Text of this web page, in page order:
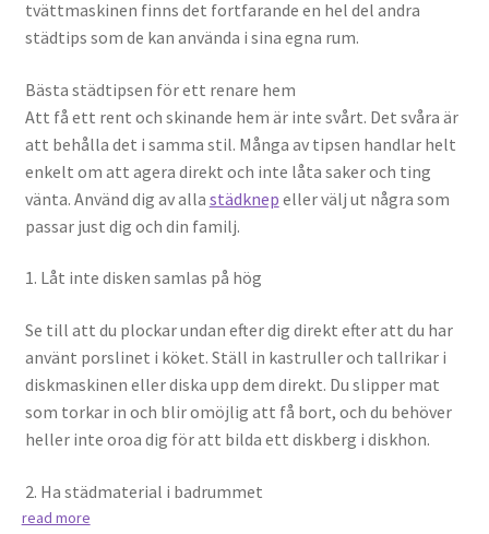
tvättmaskinen finns det fortfarande en hel del andra
städtips som de kan använda i sina egna rum.
Bästa städtipsen för ett renare hem
Att få ett rent och skinande hem är inte svårt. Det svåra är
att behålla det i samma stil. Många av tipsen handlar helt
enkelt om att agera direkt och inte låta saker och ting
vänta. Använd dig av alla städknep eller välj ut några som
passar just dig och din familj.
1. Låt inte disken samlas på hög
Se till att du plockar undan efter dig direkt efter att du har
använt porslinet i köket. Ställ in kastruller och tallrikar i
diskmaskinen eller diska upp dem direkt. Du slipper mat
som torkar in och blir omöjlig att få bort, och du behöver
heller inte oroa dig för att bilda ett diskberg i diskhon.
2. Ha städmaterial i badrummet
read more